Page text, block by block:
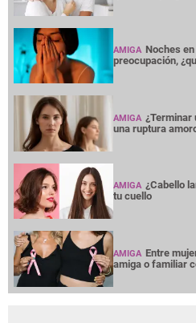
AMIGA Noches
preocupación,
AMIGA ¿Terminar
una ruptura
AMIGA ¿Cabello
tu cuello
AMIGA Entre
amiga o familiar